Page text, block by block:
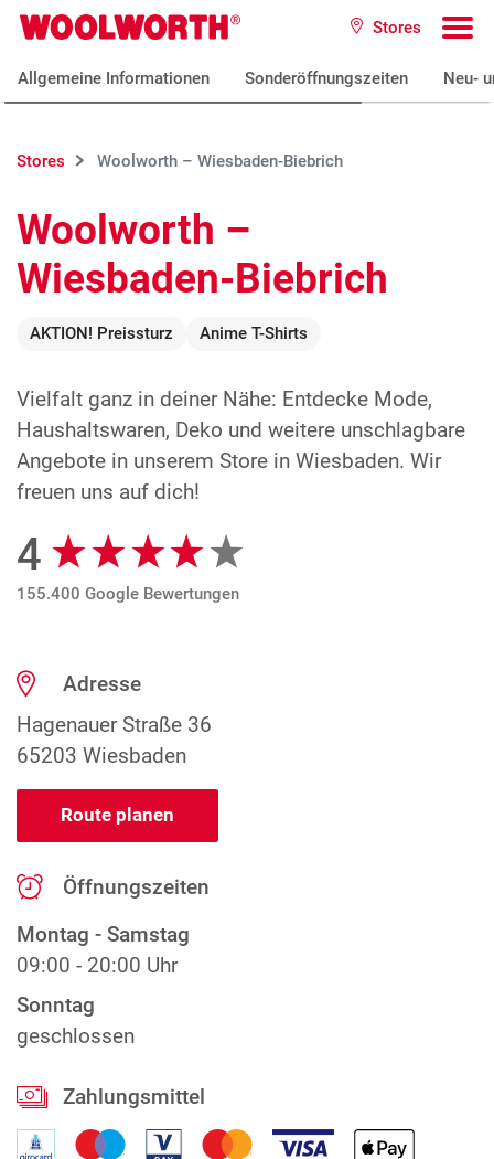
Zum Hauptinhalt
Woolworth GmbH Stores
Allgemeine Informationen Sonderöffnungszeiten Neu-
Stores Woolworth – Wiesbaden-Biebrich
Woolworth –
Wiesbaden-Biebrich
AKTION! Preissturz Anime T-Shirts
Vielfalt ganz in deiner Nähe: Entdecke Mode,
Haushaltswaren, Deko und weitere unschlagbare
Angebote in unserem Store in Wiesbaden. Wir
freuen uns auf dich!
Google Bewertungen
4
155.400 Google Bewertungen
Adresse
Hagenauer Straße 36
65203 Wiesbaden
Route planen
Öffnungszeiten
Montag - Samstag
09:00 - 20:00 Uhr
Sonntag
geschlossen
Zahlungsmittel